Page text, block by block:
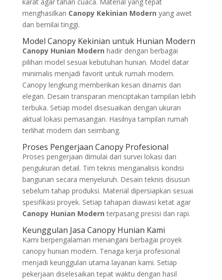
karat agar tahan cuaca. Material yang tepat
menghasilkan Canopy Kekinian Modern yang awet
dan bernilai tinggi.
Model Canopy Kekinian untuk Hunian Modern
Canopy Hunian Modern hadir dengan berbagai
pilihan model sesuai kebutuhan hunian. Model datar
minimalis menjadi favorit untuk rumah modern.
Canopy lengkung memberikan kesan dinamis dan
elegan. Desain transparan menciptakan tampilan lebih
terbuka. Setiap model disesuaikan dengan ukuran
aktual lokasi pemasangan. Hasilnya tampilan rumah
terlihat modern dan seimbang.
Proses Pengerjaan Canopy Profesional
Proses pengerjaan dimulai dari survei lokasi dan
pengukuran detail. Tim teknis menganalisis kondisi
bangunan secara menyeluruh. Desain teknis disusun
sebelum tahap produksi. Material dipersiapkan sesuai
spesifikasi proyek. Setiap tahapan diawasi ketat agar
Canopy Hunian Modern terpasang presisi dan rapi.
Keunggulan Jasa Canopy Hunian Kami
Kami berpengalaman menangani berbagai proyek
canopy hunian modern. Tenaga kerja profesional
menjadi keunggulan utama layanan kami. Setiap
pekerjaan diselesaikan tepat waktu dengan hasil